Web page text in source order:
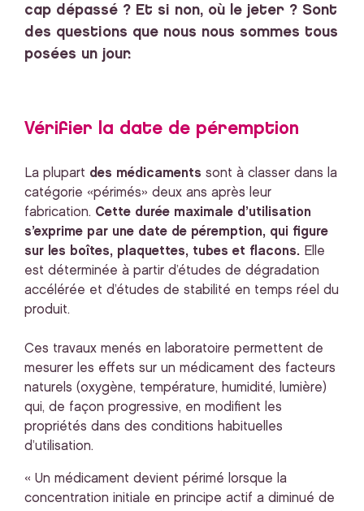
cap dépassé ? Et si non, où le jeter ? Sont
des questions que nous nous sommes tous
posées un jour.
Vérifier la date de péremption
La plupart des médicaments sont à classer dans la
catégorie «périmés» deux ans après leur
fabrication. Cette durée maximale d’utilisation
s’exprime par une date de péremption, qui figure
sur les boîtes, plaquettes, tubes et flacons. Elle
est déterminée à partir d’études de dégradation
accélérée et d’études de stabilité en temps réel du
produit.
Ces travaux menés en laboratoire permettent de
mesurer les effets sur un médicament des facteurs
naturels (oxygène, température, humidité, lumière)
qui, de façon progressive, en modifient les
propriétés dans des conditions habituelles
d’utilisation.
« Un médicament devient périmé lorsque la
concentration initiale en principe actif a diminué de